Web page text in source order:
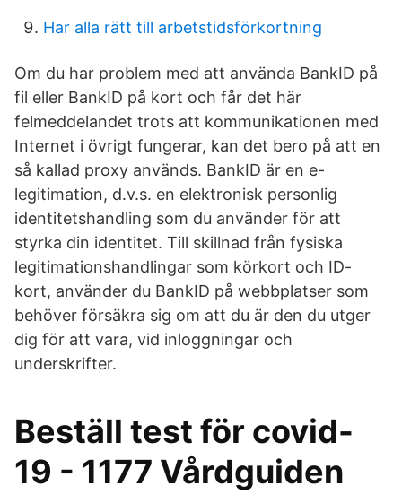
Har alla rätt till arbetstidsförkortning
Om du har problem med att använda BankID på
fil eller BankID på kort och får det här
felmeddelandet trots att kommunikationen med
Internet i övrigt fungerar, kan det bero på att en
så kallad proxy används. BankID är en e-
legitimation, d.v.s. en elektronisk personlig
identitetshandling som du använder för att
styrka din identitet. Till skillnad från fysiska
legitimationshandlingar som körkort och ID-
kort, använder du BankID på webbplatser som
behöver försäkra sig om att du är den du utger
dig för att vara, vid inloggningar och
underskrifter.
Beställ test för covid-
19 - 1177 Vårdguiden